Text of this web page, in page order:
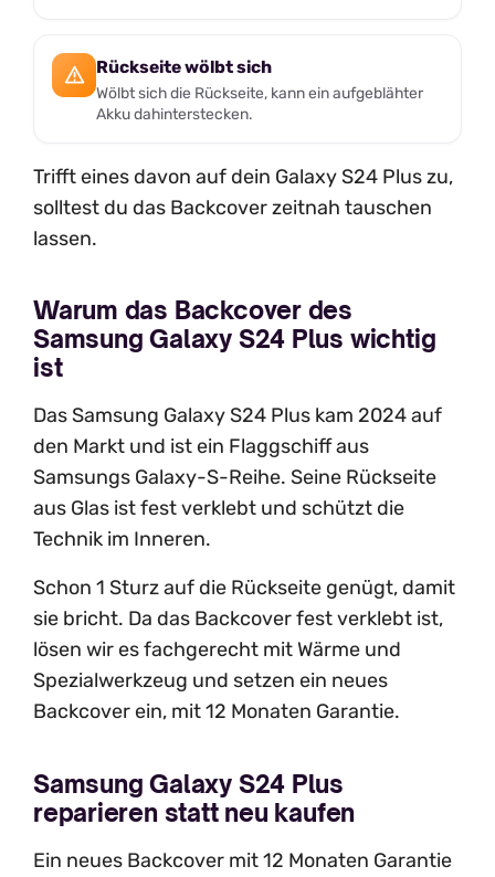
Rückseite wölbt sich
Wölbt sich die Rückseite, kann ein aufgeblähter
Akku dahinterstecken.
Trifft eines davon auf dein Galaxy S24 Plus zu,
solltest du das Backcover zeitnah tauschen
lassen.
Warum das Backcover des
Samsung Galaxy S24 Plus wichtig
ist
Das Samsung Galaxy S24 Plus kam 2024 auf
den Markt und ist ein Flaggschiff aus
Samsungs Galaxy-S-Reihe. Seine Rückseite
aus Glas ist fest verklebt und schützt die
Technik im Inneren.
Schon 1 Sturz auf die Rückseite genügt, damit
sie bricht. Da das Backcover fest verklebt ist,
lösen wir es fachgerecht mit Wärme und
Spezialwerkzeug und setzen ein neues
Backcover ein, mit 12 Monaten Garantie.
Samsung Galaxy S24 Plus
reparieren statt neu kaufen
Ein neues Backcover mit 12 Monaten Garantie